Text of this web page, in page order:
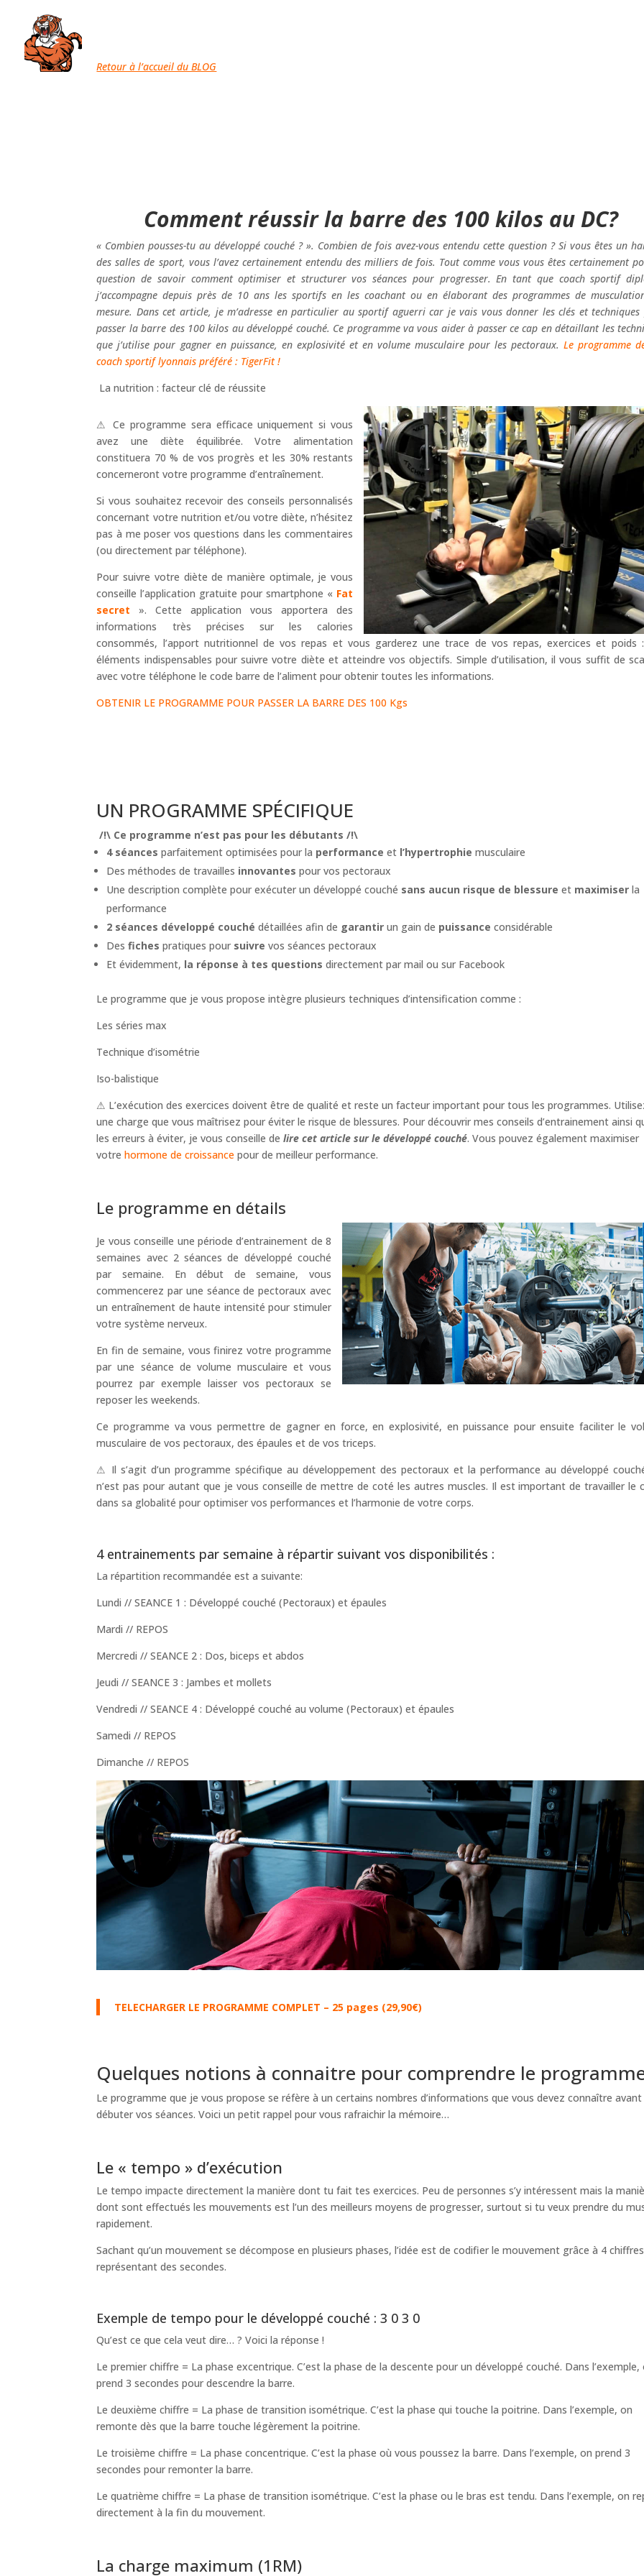
Retour à l’accueil du BLOG
Comment réussir la barre des 100 kilos au DC?
« Combien pousses-tu au développé couché ? ». Combien de fois avez-vous entendu cette question ? Si vous êtes un
des salles de sport, vous l’avez certainement entendu des milliers de fois. Tout comme vous vous êtes certainement
question de savoir comment optimiser et structurer vos séances pour progresser. En tant que coach sportif
j’accompagne depuis près de 10 ans les sportifs en les coachant ou en élaborant des programmes de
mesure. Dans cet article, je m’adresse en particulier au sportif aguerri car je vais vous donner les clés et
passer la barre des 100 kilos au développé couché. Ce programme va vous aider à passer ce cap en détaillant les
que j’utilise pour gagner en puissance, en explosivité et en volume musculaire pour les pectoraux. Le programme
coach sportif lyonnais préféré : TigerFit !
La nutrition : facteur clé de réussite
⚠ Ce programme sera efficace uniquement si vous
avez une diète équilibrée. Votre alimentation
constituera 70 % de vos progrès et les 30% restants
concerneront votre programme d’entraînement.
Si vous souhaitez recevoir des conseils personnalisés
concernant votre nutrition et/ou votre diète, n’hésitez
pas à me poser vos questions dans les commentaires
(ou directement par téléphone).
Pour suivre votre diète de manière optimale, je vous
conseille l’application gratuite pour smartphone « Fat
secret ». Cette application vous apportera des
informations très précises sur les calories
consommés, l’apport nutritionnel de vos repas et vous garderez une trace de vos repas, exercices et poids
éléments indispensables pour suivre votre diète et atteindre vos objectifs. Simple d’utilisation, il vous suffit de
avec votre téléphone le code barre de l’aliment pour obtenir toutes les informations.
OBTENIR LE PROGRAMME POUR PASSER LA BARRE DES 100 Kgs
UN PROGRAMME SPÉCIFIQUE
/!\ Ce programme n’est pas pour les débutants /!\
4 séances parfaitement optimisées pour la performance et l’hypertrophie musculaire
Des méthodes de travailles innovantespour vos pectoraux
Une description complète pour exécuter un développé couché sans aucun risque de blessure et maximiser la
performance
2 séances développé couché détaillées afin de garantir un gain de puissance considérable
Des fiches pratiques pour suivrevos séances pectoraux
Et évidemment, la réponse à tes questions directement par mail ou sur Facebook
Le programme que je vous propose intègre plusieurs techniques d’intensification comme :
Les séries max
Technique d’isométrie
Iso-balistique
⚠ L’exécution des exercices doivent être de qualité et reste un facteur important pour tous les programmes.
une charge que vous maîtrisez pour éviter le risque de blessures. Pour découvrir mes conseils d’entrainement ainsi
les erreurs à éviter, je vous conseille delire cet article sur le développé couché. Vous pouvez également maximiser
votrehormone de croissance pour de meilleur performance.
Le programme en détails
Je vous conseille une période d’entrainement de 8
semaines avec 2 séances de développé couché
par semaine. En début de semaine, vous
commencerez par une séance de pectoraux avec
un entraînement de haute intensité pour stimuler
votre système nerveux.
En fin de semaine, vous finirez votre programme
par une séance de volume musculaire et vous
pourrez par exemple laisser vos pectoraux se
reposer les weekends.
Ce programme va vous permettre de gagner en force, en explosivité, en puissance pour ensuite faciliter le
musculaire de vos pectoraux, des épaules et de vos triceps.
⚠ Il s’agit d’un programme spécifique au développement des pectoraux et la performance au développé
n’est pas pour autant que je vous conseille de mettre de coté les autres muscles. Il est important de travailler le
dans sa globalité pour optimiser vos performances et l’harmonie de votre corps.
4 entrainements par semaine à répartir suivant vos disponibilités :
La répartition recommandée est a suivante:
Lundi // SEANCE 1 : Développé couché (Pectoraux) et épaules
Mardi // REPOS
Mercredi // SEANCE 2 : Dos, biceps et abdos
Jeudi // SEANCE 3 : Jambes et mollets
Vendredi // SEANCE 4 : Développé couché au volume (Pectoraux) et épaules
Samedi // REPOS
Dimanche // REPOS
TELECHARGER LE PROGRAMME COMPLET – 25 pages (29,90€)
Quelques notions à connaitre pour comprendre le
Le programme que je vous propose se réfère à un certains nombres d’informations que vous devez connaître
débuter vos séances. Voici un petit rappel pour vous rafraichir la mémoire…
Le « tempo » d’exécution
Le tempo impacte directement la manière dont tu fait tes exercices. Peu de personnes s’y intéressent mais la
dont sont effectués les mouvements est l’un des meilleurs moyens de progresser, surtout si tu veux prendre du
rapidement.
Sachant qu’un mouvement se décompose en plusieurs phases, l’idée est de codifier le mouvement grâce à 4
représentant des secondes.
Exemple de tempo pour le développé couché : 3 0 3 0
Qu’est ce que cela veut dire… ? Voici la réponse !
Le premier chiffre = La phase excentrique. C’est la phase de la descente pour un développé couché. Dans l’exemple,
prend 3 secondes pour descendre la barre.
Le deuxième chiffre = La phase de transition isométrique. C’est la phase qui touche la poitrine. Dans l’exemple, on
remonte dès que la barre touche légèrement la poitrine.
Le troisième chiffre = La phase concentrique. C’est la phase où vous poussez la barre. Dans l’exemple, on prend 3
secondes pour remonter la barre.
Le quatrième chiffre = La phase de transition isométrique. C’est la phase ou le bras est tendu. Dans l’exemple, on
directement à la fin du mouvement.
La charge maximum (1RM)